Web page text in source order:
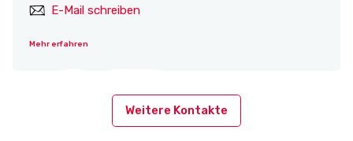
E-Mail schreiben
Mehr erfahren
Weitere Kontakte